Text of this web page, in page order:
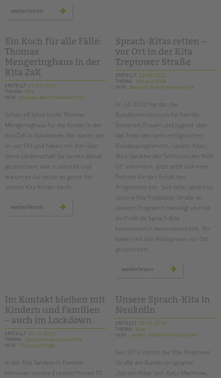
PROFIL | LEITBILD
Unsere Videos
Gesellschafter VdK
schoolcoach BTL
tandem international
KARRIERE
Stellenangebote
tandem als Arbeitgeberin
NEWS/BLOG
unkuerzbar
Briefe an Kai
weiterlesen
kiez:
ein
treffpunkt
harzerkiez
Ein Koch für alle Fälle:
Thomas
Mengeringhaus in der
Kita ZaK
ERSTELLT 27.02.2023
THEMA
Kita
VON
Barbara Brecht-Hadraschek
Schon elf Jahre kocht Thomas
Mengeringhaus für die Kinder in der
Kita ZaK in Nikolassee. Wir waren bei
im vor Ort und haben mit ihm über
seine Leidenschaft für seinen Beruf
gesprochen, was in antreibt und
warum er bis heute so gerne für
unsere Kita-Kinder kocht.
weiterlesen
Sprach-Kitas retten –
vor Ort in der Kita
Treptower Straße
ERSTELLT 23.08.2022
THEMA
InklusionKita
VON
Barbara Brecht-Hadraschek
Im Juli 2022 hat das das
Bundesministerium für Familie,
Senioren, Frauen und Jugend über
das Ende des sehr erfolgreichen
Bundesprogramms „Sprach-Kitas:
Weil Sprache der Schlüssel der Welt
ist“ informiert. Jetzt setzt sich eine
Petition für den Erhalt des
Programms ein. Seit zehn Jahren ist
unsere Kita Treptower Straße an
diesem Programm beteiligt und hat
ihr Profil als Sprach-Kita
kontinuierlich weiterentwickelt. Wir
haben mit den Kolleginnen vor Ort
gesprochen.
weiterlesen sprach-
ort
in
der
kita
treptower
straße
Im Kontakt bleiben mit
Kindern und Familien
– auch im Lockdown
ERSTELLT 02.12.2020
THEMA CoronaKinderschutzKita
VON
Christian Krüger
In der Kita Tandem in Pankow
betreuen unsere Erzieher*innen 55
Unsere Sprach-Kita in
Neukölln
ERSTELLT 30.07.2018
THEMA
Kita
VON
_Admin B.Brecht-Hadraschek
Seit 2012 nimmt die Kita Treptower
Straße am Bundesprogramm
„Sprach-Kitas“ teil. Katja Machnow,